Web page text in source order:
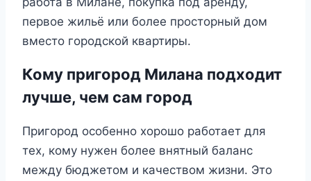
первое жильё или более просторный дом
вместо городской квартиры.
Кому пригород Милана подходит
лучше, чем сам город
Пригород особенно хорошо работает для
тех, кому нужен более внятный баланс
между бюджетом и качеством жизни. Это